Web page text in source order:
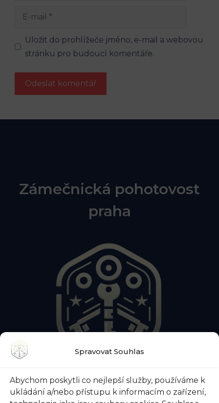
Spravovat Souhlas
Abychom poskytli co nejlepší služby, používáme k
ukládání a/nebo přístupu k informacím o zařízení,
Uložit do prohlížeče jméno, e-mail a webovou
stránku pro budoucí komentáře.
Zámečnická pohotovost
praha
O ZÁMEČNICKÉ POHOTOVOSTI
O ZABEZPEČENÍ DVEŘÍVŠE O TREZORECH